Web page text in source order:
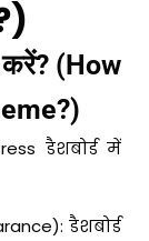
(How
डैशबोर्ड में
डैशबोर्ड